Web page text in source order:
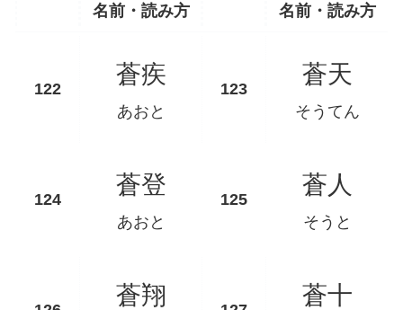
名前・読み方 名前・読み方
蒼疾
あおと
蒼天
そうてん
蒼登
あおと
蒼人
そうと
蒼翔 蒼十